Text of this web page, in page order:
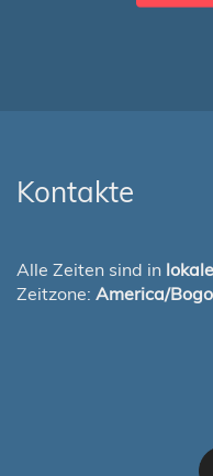
Kontakte
Alle Zeiten sind in
Zeitzone: America/